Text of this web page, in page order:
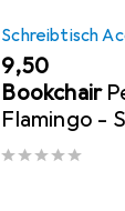
Schreibtisch
EUR
9,50
Bookchair
Flamingo -